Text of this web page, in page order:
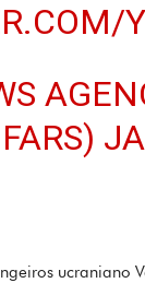
ucraniano